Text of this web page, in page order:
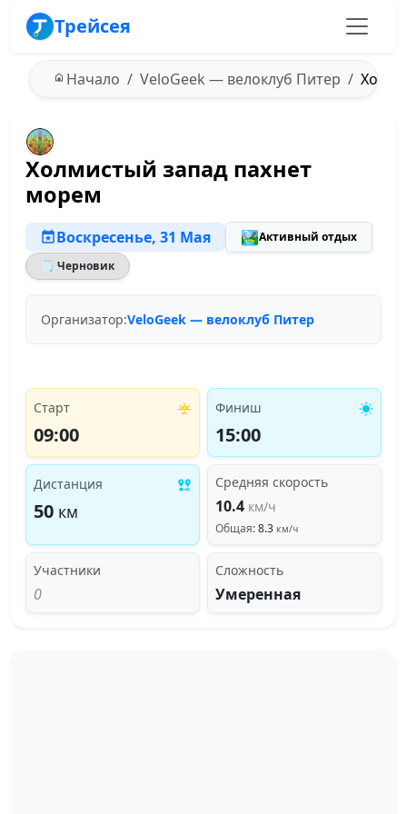
Трейсея
Начало VeloGeek — велоклуб Питер
Холмистый запад пахнет
морем
Воскресенье, 31 Мая 🏞️Активный отдых
🗒 Черновик
Организатор:VeloGeek — велоклуб Питер
Старт
09:00
Финиш
15:00
Дистанция
50 км
Средняя скорость
10.4 км/ч
Общая:8.3 км/ч
Участники
0
Сложность
Умеренная